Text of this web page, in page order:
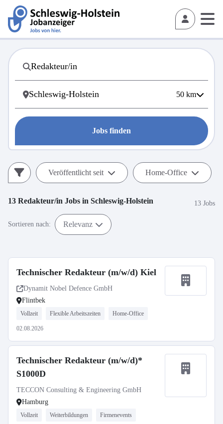
50 km
Jobs finden
Veröffentlicht seit Home-Office
13 Redakteur/in Jobs in Schleswig-Holstein 13 Jobs
Sortieren nach: Relevanz
Technischer Redakteur (m/w/d) Kiel
Dynamit Nobel Defence GmbH
Flintbek
Vollzeit Flexible Arbeitszeiten Home-Office
02.08.2026
Technischer Redakteur (m/w/d)*
S1000D
TECCON Consulting & Engineering GmbH
Hamburg
Vollzeit Weiterbildungen Firmenevents